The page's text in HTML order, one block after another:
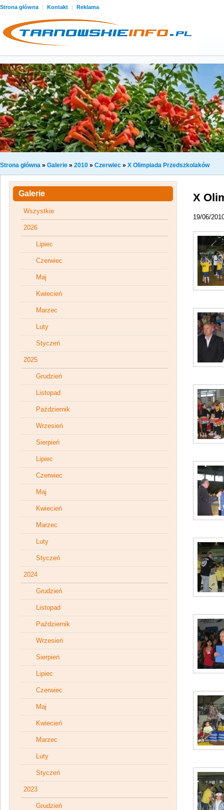
Strona główna | Kontakt | Reklama
Strona główna » Galerie » 2010 » Czerwiec » X Olimpiada Przedszkolaków
X
19/06/
Galerie
Wszystkie
2026
Lipiec
Czerwiec
Maj
Kwiecień
Marzec
Luty
Styczeń
2025
Grudzień
Listopad
Październik
Wrzesień
Sierpień
Lipiec
Czerwiec
Maj
Kwiecień
Marzec
Luty
Styczeń
2024
Grudzień
Listopad
Październik
Wrzesień
Sierpień
Lipiec
Czerwiec
Maj
Kwiecień
Marzec
Luty
Styczeń
2023
Grudzień